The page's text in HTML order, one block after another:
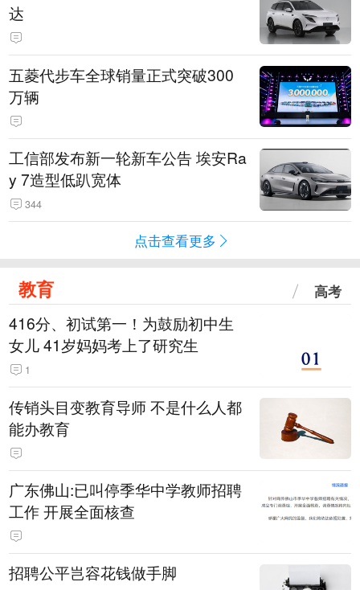
达
五菱代步车全球销量正式突破300
万辆
工信部发布新一轮新车公告 埃安Ra
y 7造型低趴宽体
344
点击查看更多
教育 高考
416分、初试第一！为鼓励初中生
女儿 41岁妈妈考上了研究生
1
传销头目变教育导师 不是什么人都
能办教育
广东佛山:已叫停季华中学教师招聘
工作 开展全面核查
招聘公平岂容花钱做手脚